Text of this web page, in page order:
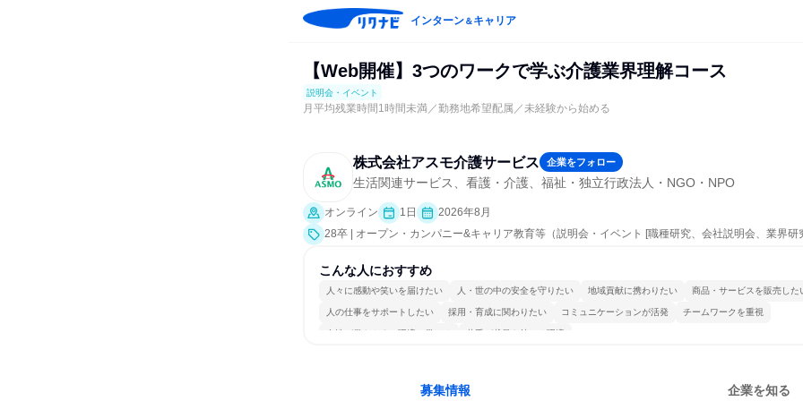
インターン＆キャリア
【Web開催】3つのワークで学ぶ介護業界理解コース
説明会・イベント
月平均残業時間1時間未満／勤務地希望配属／未経験から始める
株式会社アスモ介護サービス 企業をフォロー
生活関連サービス、看護・介護、福祉・独立行政法人・NGO・NPO
オンライン 1日
2026年8月
28卒 | オープン・カンパニー&キャリア教育等（説明会・イベント [職種研究、会社説明会、業界研
こんな人におすすめ
人々に感動や笑いを届けたい 人・世の中の安全を守りたい 地域貢献に携わりたい 商品・サービスを販売した
人の仕事をサポートしたい 採用・育成に関わりたい コミュニケーションが活発 チームワークを重視
女性が働きやすい環境で働ける 若手が裁量を持てる環境
募集情報 企業を知る